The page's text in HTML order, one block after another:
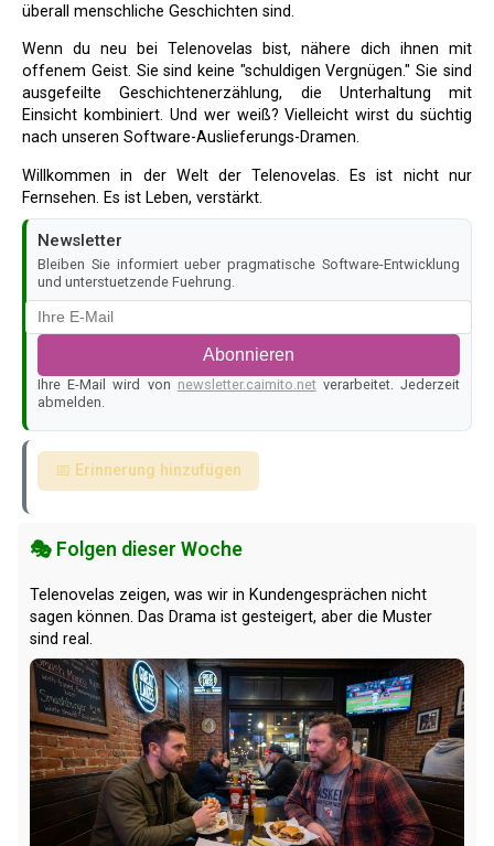
überall menschliche Geschichten sind.
Wenn du neu bei Telenovelas bist, nähere dich ihnen mit
offenem Geist. Sie sind keine "schuldigen Vergnügen." Sie sind
ausgefeilte Geschichtenerzählung, die Unterhaltung mit
Einsicht kombiniert. Und wer weiß? Vielleicht wirst du süchtig
nach unseren Software-Auslieferungs-Dramen.
Willkommen in der Welt der Telenovelas. Es ist nicht nur
Fernsehen. Es ist Leben, verstärkt.
Newsletter
Bleiben Sie informiert ueber pragmatische Software-Entwicklung
und unterstuetzende Fuehrung.
Abonnieren
Ihre E-Mail wird von newsletter.caimito.netverarbeitet. Jederzeit
abmelden.
📅 Erinnerung hinzufügen
🎭 Folgen dieser Woche
Telenovelas zeigen, was wir in Kundengesprächen nicht
sagen können. Das Drama ist gesteigert, aber die Muster
sind real.